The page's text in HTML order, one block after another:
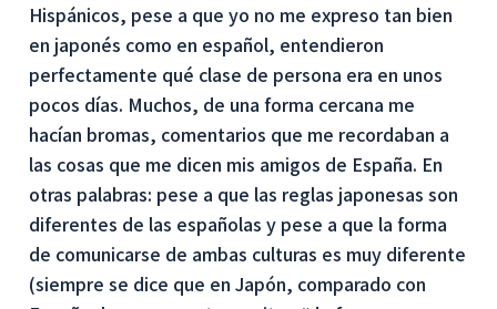
Hispánicos, pese a que yo no me expreso tan bien
en japonés como en español, entendieron
perfectamente qué clase de persona era en unos
pocos días. Muchos, de una forma cercana me
hacían bromas, comentarios que me recordaban a
las cosas que me dicen mis amigos de España. En
otras palabras: pese a que las reglas japonesas son
diferentes de las españolas y pese a que la forma
de comunicarse de ambas culturas es muy diferente
(siempre se dice que en Japón, comparado con